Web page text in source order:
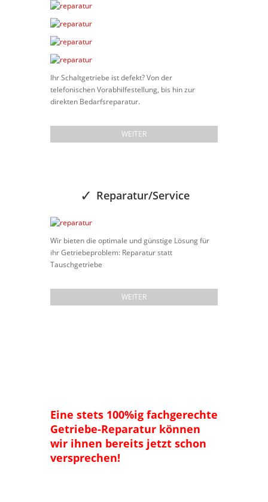
Ihr Schaltgetriebe ist defekt? Von der
telefonischen Vorabhilfestellung, bis hin zur
direkten Bedarfsreparatur.
WEITER
Reparatur/Service
Wir bieten die optimale und günstige Lösung für
ihr Getriebeproblem: Reparatur statt
Tauschgetriebe
WEITER
Eine stets 100%ig fachgerechte
Getriebe-Reparatur können
wir ihnen bereits jetzt schon
versprechen!